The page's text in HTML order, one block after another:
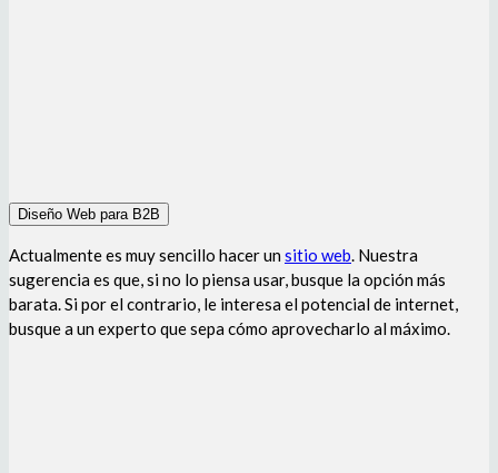
Diseño Web para B2B
Actualmente es muy sencillo hacer un sitio web. Nuestra
sugerencia es que, si no lo piensa usar, busque la opción más
barata. Si por el contrario, le interesa el potencial de internet,
busque a un experto que sepa cómo aprovecharlo al máximo.